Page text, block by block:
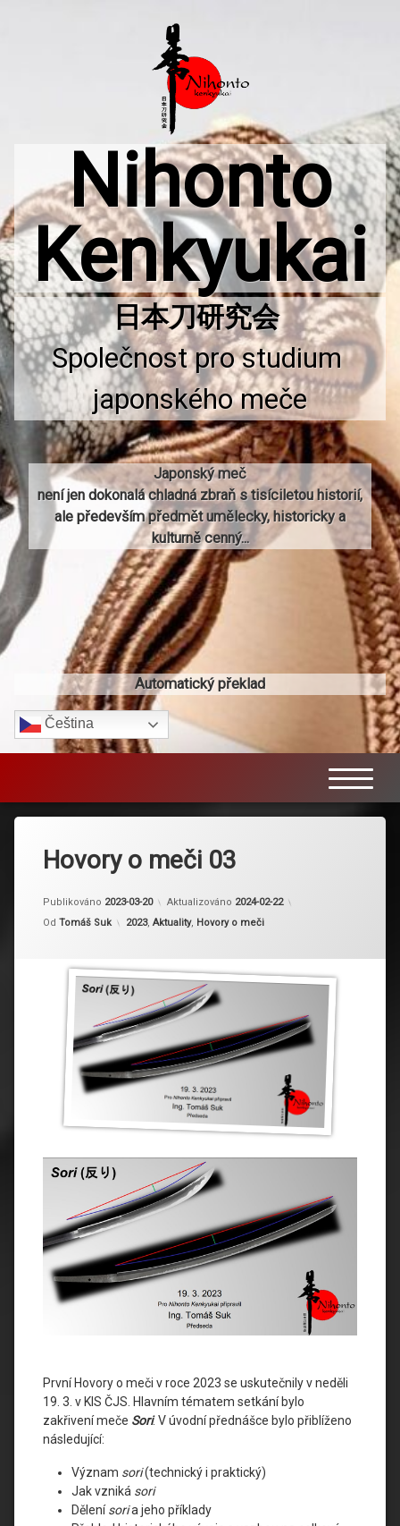
Nihonto
Kenkyukai
Společnost pro studium
japonského meče
Japonský meč
není jen dokonalá chladná zbraň s tisíciletou historií,
ale především předmět umělecky, historicky a
kulturně cenný...
Automatický překlad
Čeština‎
Hovory o meči 03
Publikováno 2023-03-20 Aktualizováno 2024-02-22
Od Tomáš Suk Kategorie:
2023, Aktuality, Hovory o meči
První Hovory o meči v roce 2023 se uskutečnily v neděli
19. 3. v KIS ČJS. Hlavním tématem setkání bylo
zakřivení meče Sori. V úvodní přednášce bylo přiblíženo
následující:
Význam sori(technický i praktický)
Jak vzniká sori
Dělenísoria jeho příklady